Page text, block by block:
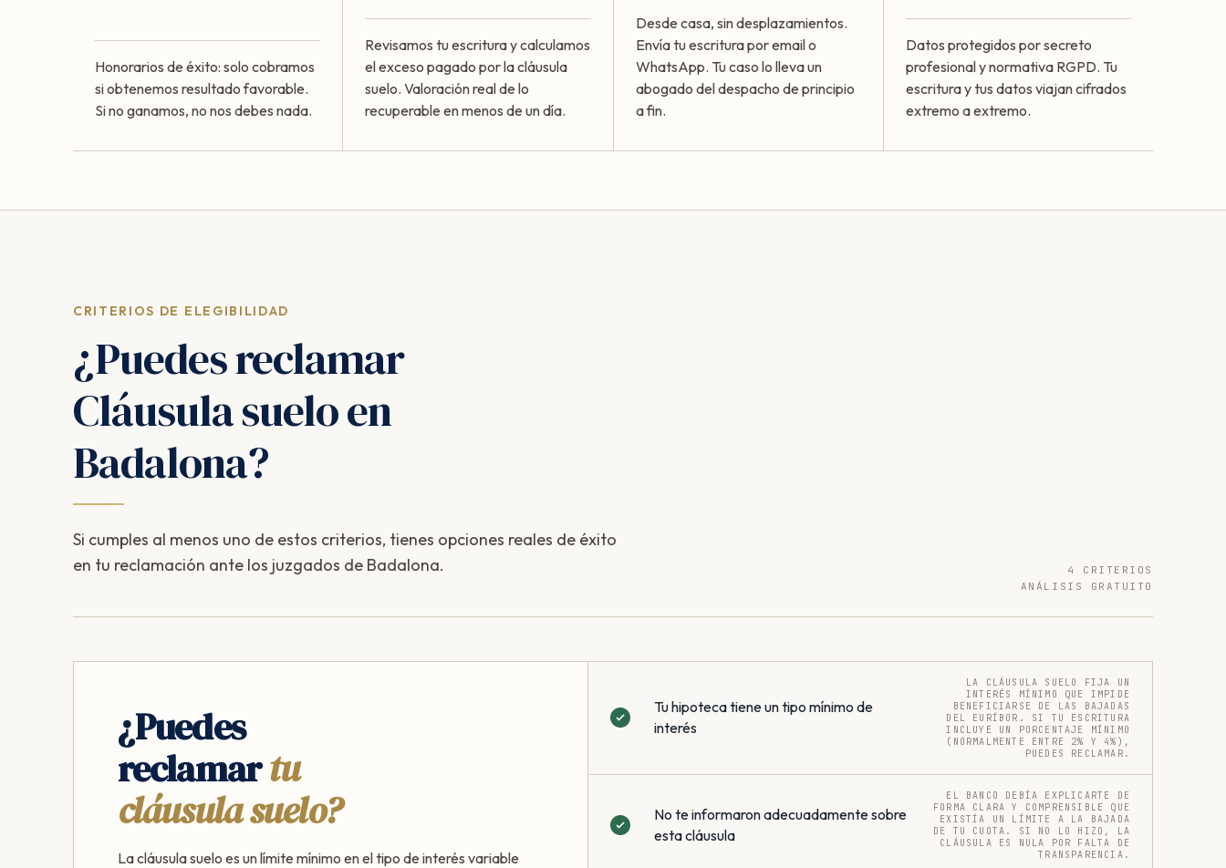
Honorarios de éxito: solo cobramos
si obtenemos resultado favorable.
Si no ganamos, no nos debes nada.
Revisamos tu escritura y calculamos
el exceso pagado por la cláusula
suelo. Valoración real de lo
recuperable en menos de un día.
Desde casa, sin desplazamientos.
Envía tu escritura por email o
WhatsApp. Tu caso lo lleva un
abogado del despacho de principio
a fin.
Datos protegidos por secreto
profesional y normativa RGPD. Tu
escritura y tus datos viajan cifrados
extremo a extremo.
CRITERIOS DE ELEGIBILIDAD
¿Puedes reclamar
Cláusula suelo en
Badalona?
Si cumples al menos uno de estos criterios, tienes opciones reales de éxito
en tu reclamación ante los juzgados de Badalona.
4 CRITERIOS
ANÁLISIS GRATUITO
¿Puedes
reclamartu
cláusula suelo?
La cláusula suelo es un límite mínimo en el tipo de interés variable
Tu hipoteca tiene un tipo mínimo de
interés
LA CLÁUSULA SUELO FIJA UN
INTERÉS MÍNIMO QUE IMPIDE
BENEFICIARSE DE LAS BAJADAS
DEL EURÍBOR. SI TU ESCRITURA
INCLUYE UN PORCENTAJE MÍNIMO
(NORMALMENTE ENTRE 2% Y 4%),
PUEDES RECLAMAR.
No te informaron adecuadamente sobre
esta cláusula
EL BANCO DEBÍA EXPLICARTE DE
FORMA CLARA Y COMPRENSIBLE QUE
EXISTÍA UN LÍMITE A LA BAJADA
DE TU CUOTA. SI NO LO HIZO, LA
CLÁUSULA ES NULA POR FALTA DE
TRANSPARENCIA.